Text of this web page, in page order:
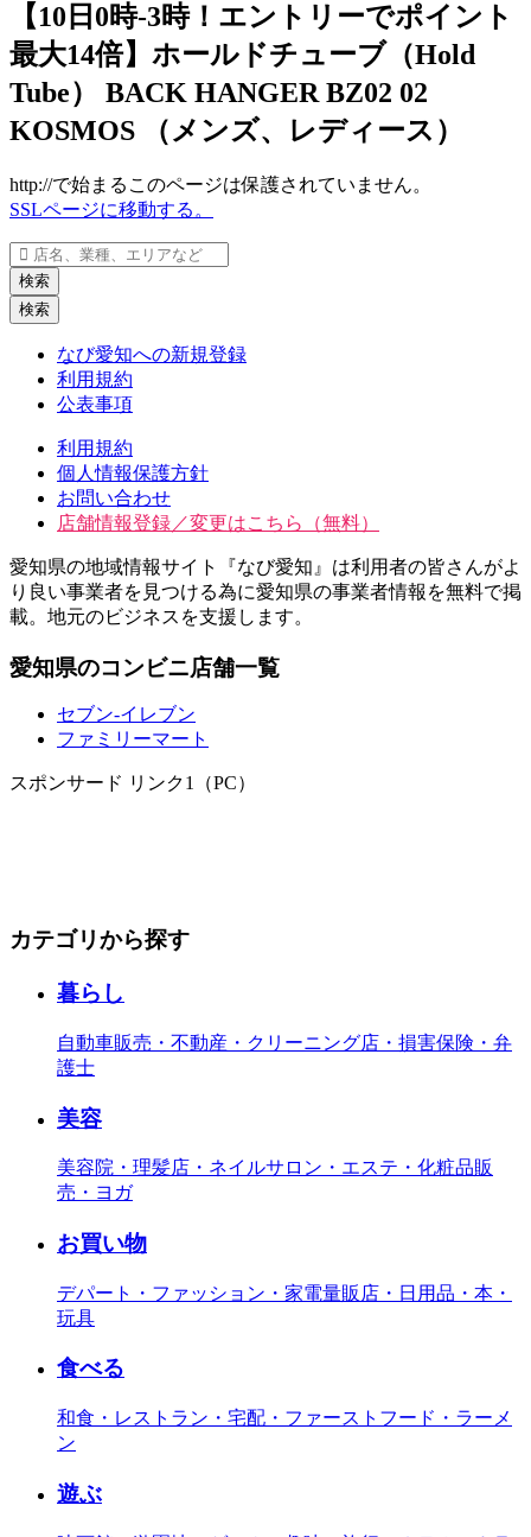
【10日0時-3時！エントリーでポイント
最大14倍】ホールドチューブ（Hold
Tube） BACK HANGER BZ02 02
KOSMOS （メンズ、レディース）
http://で始まるこのページは保護されていません。
SSLページに移動する。
検索
検索
なび愛知への新規登録
利用規約
公表事項
利用規約
個人情報保護方針
お問い合わせ
店舗情報登録／変更はこちら（無料）
愛知県の地域情報サイト『なび愛知』は利用者の皆さんがよ
り良い事業者を見つける為に愛知県の事業者情報を無料で掲
載。地元のビジネスを支援します。
愛知県のコンビニ店舗一覧
セブン‐イレブン
ファミリーマート
スポンサード リンク1（PC）
カテゴリから探す
暮らし
自動車販売・不動産・クリーニング店・損害保険・弁
護士
美容
美容院・理髪店・ネイルサロン・エステ・化粧品販
売・ヨガ
お買い物
デパート・ファッション・家電量販店・日用品・本・
玩具
食べる
和食・レストラン・宅配・ファーストフード・ラーメ
ン
遊ぶ